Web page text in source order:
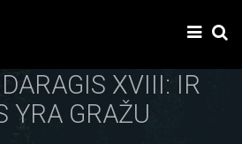
XVIII: IR
YRA GRAŽU